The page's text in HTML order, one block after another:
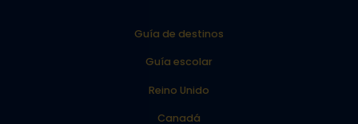
Guía de destinos
Guía escolar
Reino Unido
Canadá